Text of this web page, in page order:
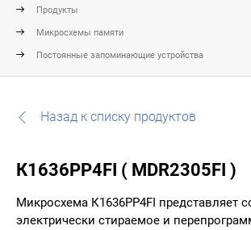
Продукты
Микросхемы памяти
Постоянные запоминающие устройства
Назад к списку продуктов
К1636РР4FI ( MDR2305FI )
Микросхема К1636РР4FI представляет
электрически стираемое и